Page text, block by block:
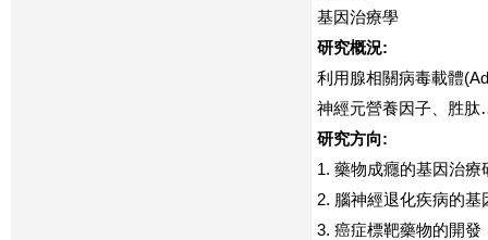
基因治療學
研究概況:
利用腺相關病毒載體
神經元營養因子、胜
研究方向:
1. 藥物成癮的基因治療
2. 腦神經退化疾病的基
3. 癌症標靶藥物的開發